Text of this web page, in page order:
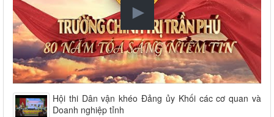
Hội thi Dân vận khéo Đảng ủy Khối các cơ quan và
Doanh nghiệp tỉnh